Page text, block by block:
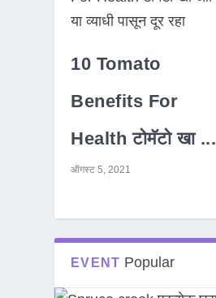
10 Tomato
Benefits For
Health टोमॅटो खा ...
ऑगस्ट 5, 2021
EVENT Popular